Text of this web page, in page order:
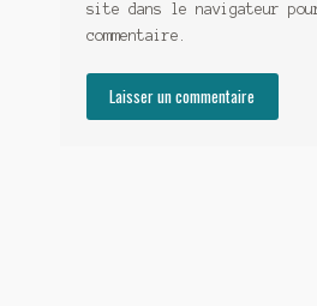
site dans le navigateur
commentaire.